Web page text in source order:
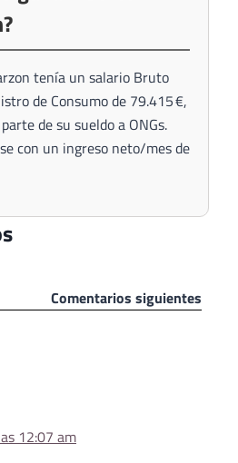
tenía un salario Bruto
de Consumo de 79.415 €,
de su sueldo a ONGs.
con un ingreso neto/mes de
Comentarios siguientes
12:07 am